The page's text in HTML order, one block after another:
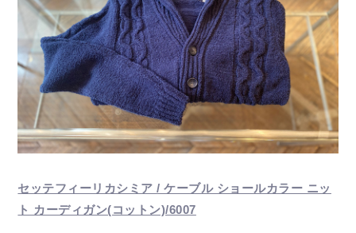
セッテフィーリカシミア / ケーブル ショールカラー ニッ
ト カーディガン(コットン)/6007